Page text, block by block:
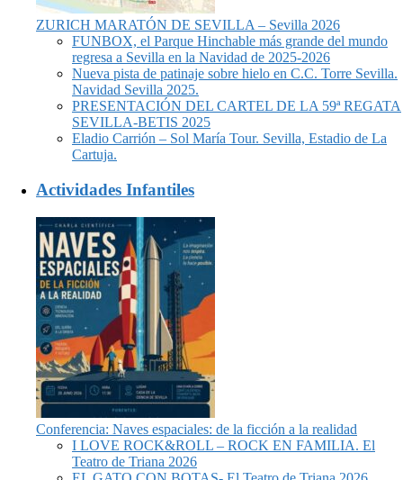
ZURICH MARATÓN DE SEVILLA – Sevilla 2026
FUNBOX, el Parque Hinchable más grande del mundo
regresa a Sevilla en la Navidad de 2025-2026
Nueva pista de patinaje sobre hielo en C.C. Torre Sevilla.
Navidad Sevilla 2025.
PRESENTACIÓN DEL CARTEL DE LA 59ª REGATA
SEVILLA-BETIS 2025
Eladio Carrión – Sol María Tour. Sevilla, Estadio de La
Cartuja.
Actividades Infantiles
Conferencia: Naves espaciales: de la ficción a la realidad
I LOVE ROCK&ROLL – ROCK EN FAMILIA. El
Teatro de Triana 2026